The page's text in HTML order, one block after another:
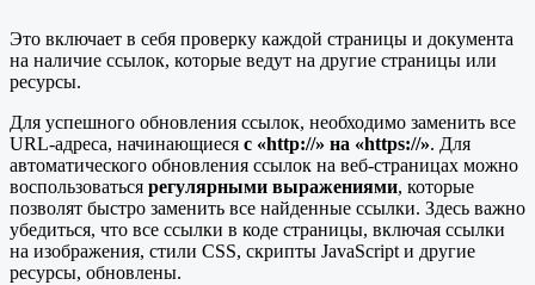
Это включает в себя проверку каждой страницы и документа
на наличие ссылок, которые ведут на другие страницы или
ресурсы.
Для успешного обновления ссылок, необходимо заменить все
URL-адреса, начинающиеся с «http://» на «https://». Для
автоматического обновления ссылок на веб-страницах можно
воспользоваться регулярными выражениями, которые
позволят быстро заменить все найденные ссылки. Здесь важно
убедиться, что все ссылки в коде страницы, включая ссылки
на изображения, стили CSS, скрипты JavaScript и другие
ресурсы, обновлены.